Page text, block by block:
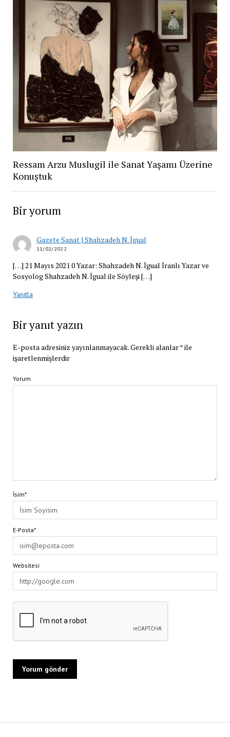
Ressam Arzu Muslugil ile Sanat Yaşamı Üzerine
Konuştuk
Bir yorum
Gazete Sanat | Shahzadeh N. İgual
11/02/2022
[…] 21 Mayıs 2021 0 Yazar: Shahzadeh N. İgual İranlı Yazar ve
Sosyolog Shahzadeh N. İgual ile Söyleşi […]
Yanıtla
Bir yanıt yazın
E-posta adresiniz yayınlanmayacak.Gerekli alanlar*ile
işaretlenmişlerdir
Yorum
İsim*
E-Posta*
Websitesi